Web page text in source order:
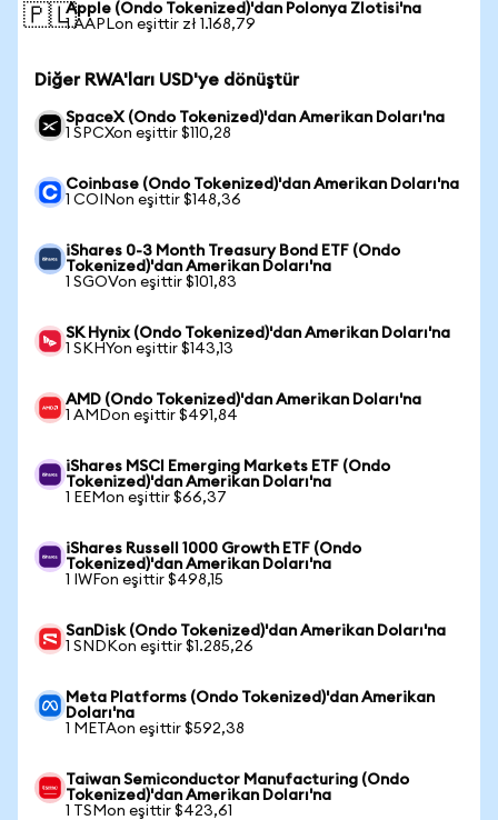
🇵🇱Apple (Ondo Tokenized)'dan Polonya Zlotisi'na
1 AAPLon eşittir zł 1.168,79
Diğer RWA'ları USD'ye dönüştür
SpaceX (Ondo Tokenized)'dan Amerikan Doları'na
1 SPCXon eşittir $110,28
Coinbase (Ondo Tokenized)'dan Amerikan Doları'na
1 COINon eşittir $148,36
iShares 0-3 Month Treasury Bond ETF (Ondo
Tokenized)'dan Amerikan Doları'na
1 SGOVon eşittir $101,83
SK Hynix (Ondo Tokenized)'dan Amerikan Doları'na
1 SKHYon eşittir $143,13
AMD (Ondo Tokenized)'dan Amerikan Doları'na
1 AMDon eşittir $491,84
iShares MSCI Emerging Markets ETF (Ondo
Tokenized)'dan Amerikan Doları'na
1 EEMon eşittir $66,37
iShares Russell 1000 Growth ETF (Ondo
Tokenized)'dan Amerikan Doları'na
1 IWFon eşittir $498,15
SanDisk (Ondo Tokenized)'dan Amerikan Doları'na
1 SNDKon eşittir $1.285,26
Meta Platforms (Ondo Tokenized)'dan Amerikan
Doları'na
1 METAon eşittir $592,38
Taiwan Semiconductor Manufacturing (Ondo
Tokenized)'dan Amerikan Doları'na
1 TSMon eşittir $423,61